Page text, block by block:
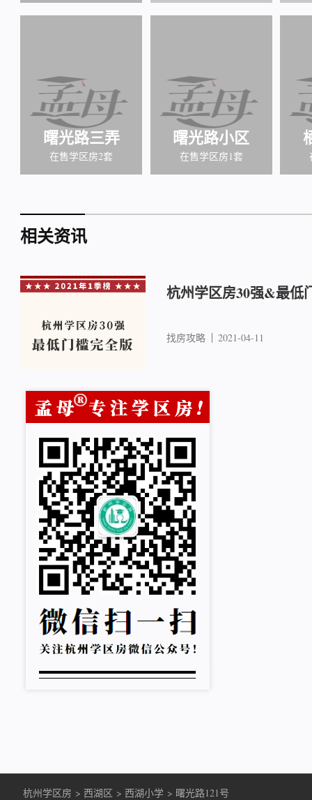
曙光路三弄
在售学区房2套
曙光路小区
在售学区房1套
相关资讯
杭州学区房30强&最低
找房攻略 2021-04-11
杭州学区房 > 西湖区 > 西湖小学 > 曙光路121号